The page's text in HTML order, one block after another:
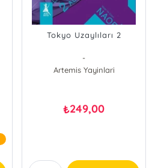
Tokyo Uzaylıları 2
-
Artemis Yayinlari
₺249,00